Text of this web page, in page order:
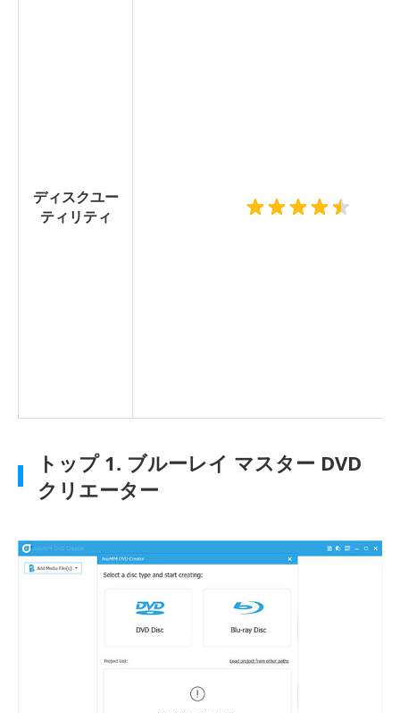
ディスクユー
ティリティ
トップ 1. ブルーレイ マスター DVD
クリエーター